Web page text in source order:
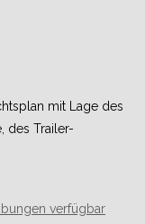
mit Lage des
des Trailer-